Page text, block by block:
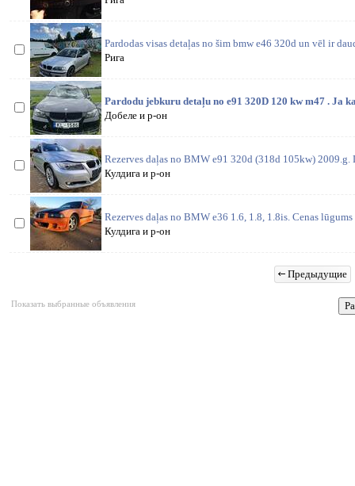
Pardodas visas detaļas no šim bmw e46 320d un vēl ir
Рига
Pardodu jebkuru detaļu no e91 320D 120 kw m47 . Ja
Добеле и р-он
Rezerves daļas no BMW e91 320d (318d 105kw)
Кулдига и р-он
Rezerves daļas no BMW e36 1.6, 1.8, 1.8is. Cenas
Кулдига и р-он
Предыдущие
Показать выбранные объявления